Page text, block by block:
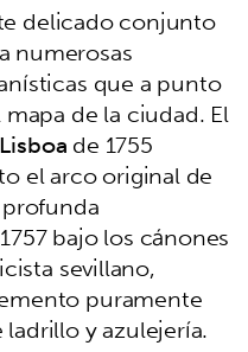
delicado conjunto
numerosas
que a punto
de la ciudad. El
de 1755
el arco original de
bajo los cánones
sevillano,
puramente
y azulejería.